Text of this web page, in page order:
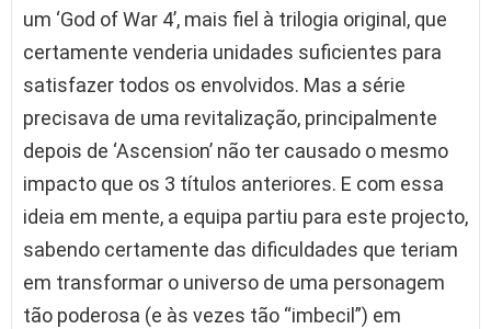
um ‘God of War 4’, mais fiel à trilogia original, que
certamente venderia unidades suficientes para
satisfazer todos os envolvidos. Mas a série
precisava de uma revitalização, principalmente
depois de ‘Ascension’ não ter causado o mesmo
impacto que os 3 títulos anteriores. E com essa
ideia em mente, a equipa partiu para este projecto,
sabendo certamente das dificuldades que teriam
em transformar o universo de uma personagem
tão poderosa (e às vezes tão “imbecil”) em